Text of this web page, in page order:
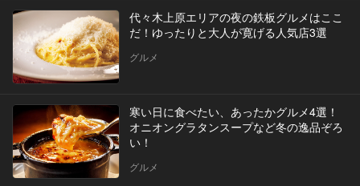
代々木上原エリアの夜の鉄板グルメはここ
だ！ゆったりと大人が寛げる人気店3選
グルメ
寒い日に食べたい、あったかグルメ4選！
オニオングラタンスープなど冬の逸品ぞろ
い！
グルメ